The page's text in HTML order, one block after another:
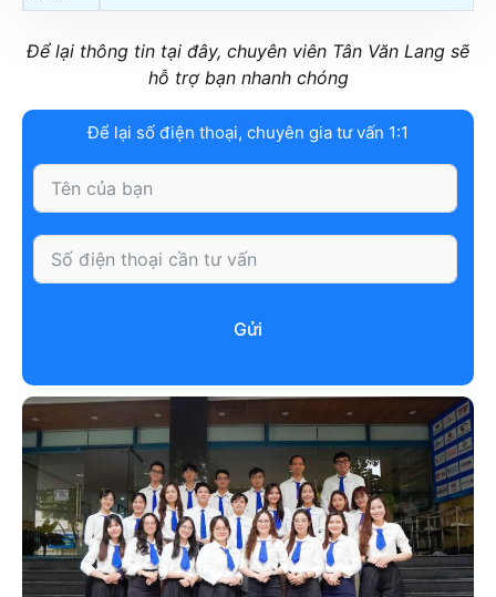
Để lại thông tin tại đây, chuyên viên Tân Văn Lang sẽ
hỗ trợ bạn nhanh chóng
Để lại số điện thoại, chuyên gia tư vấn 1:1
Gửi